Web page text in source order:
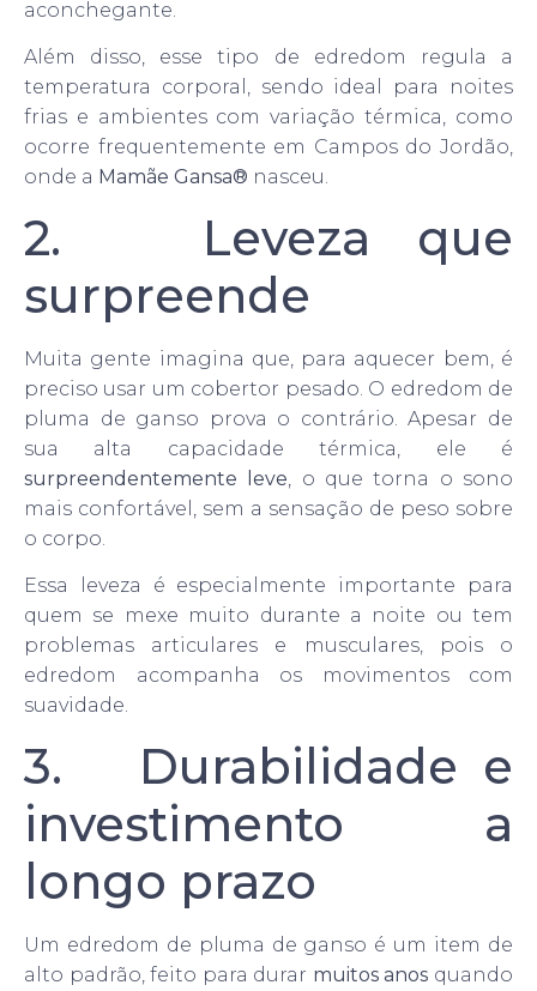
aconchegante.
Além disso, esse tipo de edredom regula a
temperatura corporal, sendo ideal para noites
frias e ambientes com variação térmica, como
ocorre frequentemente em Campos do Jordão,
onde a Mamãe Gansa® nasceu.
2. Leveza que
surpreende
Muita gente imagina que, para aquecer bem, é
preciso usar um cobertor pesado. O edredom de
pluma de ganso prova o contrário. Apesar de
sua alta capacidade térmica, ele é
surpreendentemente leve , o que torna o sono
mais confortável, sem a sensação de peso sobre
o corpo.
Essa leveza é especialmente importante para
quem se mexe muito durante a noite ou tem
problemas articulares e musculares, pois o
edredom acompanha os movimentos com
suavidade.
3. Durabilidade e
investimento a
longo prazo
Um edredom de pluma de ganso é um item de
alto padrão, feito para durar muitos anos quando